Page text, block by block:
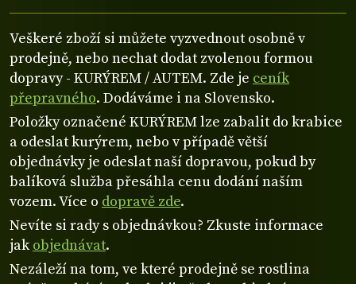
Veškeré zboží si můžete vyzvednout osobně v
prodejně, nebo nechat dodat zvolenou formou
dopravy - KURÝREM / AUTEM. Zde je ceník
přepravného. Dodáváme i na Slovensko.
Položky označené KURÝREM lze zabalit do krabice
a odeslat kurýrem, nebo v případě větší
objednávky je odeslat naší dopravou, pokud by
balíková služba přesáhla cenu dodání naším
vozem. Více o dopravě zde.
Nevíte si rady s objednávkou? Zkuste informace
jakobjednávat.
Nezáleží na tom, ve které prodejně se rostlina